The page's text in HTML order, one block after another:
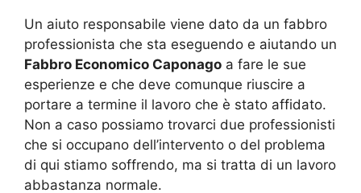
Un aiuto responsabile viene dato da un fabbro
professionista che sta eseguendo e aiutando un
Fabbro Economico Caponago a fare le sue
esperienze e che deve comunque riuscire a
portare a termine il lavoro che è stato affidato.
Non a caso possiamo trovarci due professionisti
che si occupano dell’intervento o del problema
di qui stiamo soffrendo, ma si tratta di un lavoro
abbastanza normale.